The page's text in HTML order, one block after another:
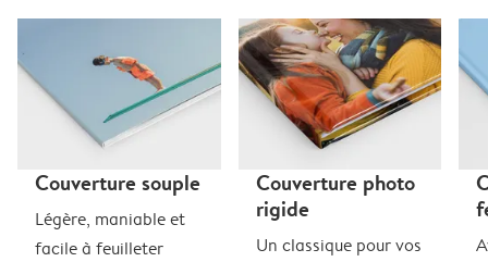
Couverture souple
Légère, maniable et
facile à feuilleter
Couverture photo
rigide
Un classique pour vos